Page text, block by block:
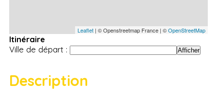
Leaflet| © Openstreetmap France | ©OpenStreetMap
Itinéraire
Ville de départ :
Description